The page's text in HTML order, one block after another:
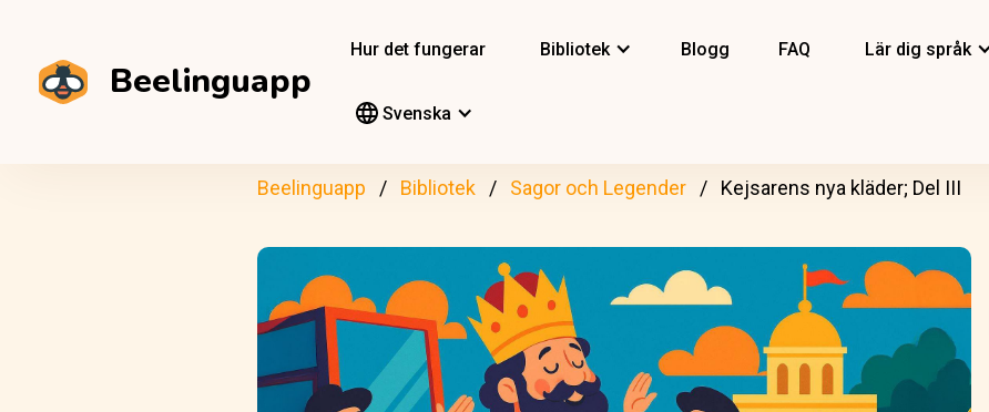
Beelinguapp
Hur det fungerar Bibliotek Blogg FAQ Lär dig språk
Svenska
Beelinguapp Bibliotek Sagor och Legender Kejsarens nya kläder; Del III